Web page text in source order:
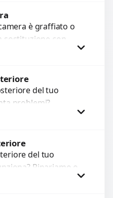
è graffiato o
sostituzione con
garantiti per 3
era: 45,00 €.
attuale è: 35,00 €.
del tuo
problemi?
guasti come
del tuo
Ripariamo o
guaste con